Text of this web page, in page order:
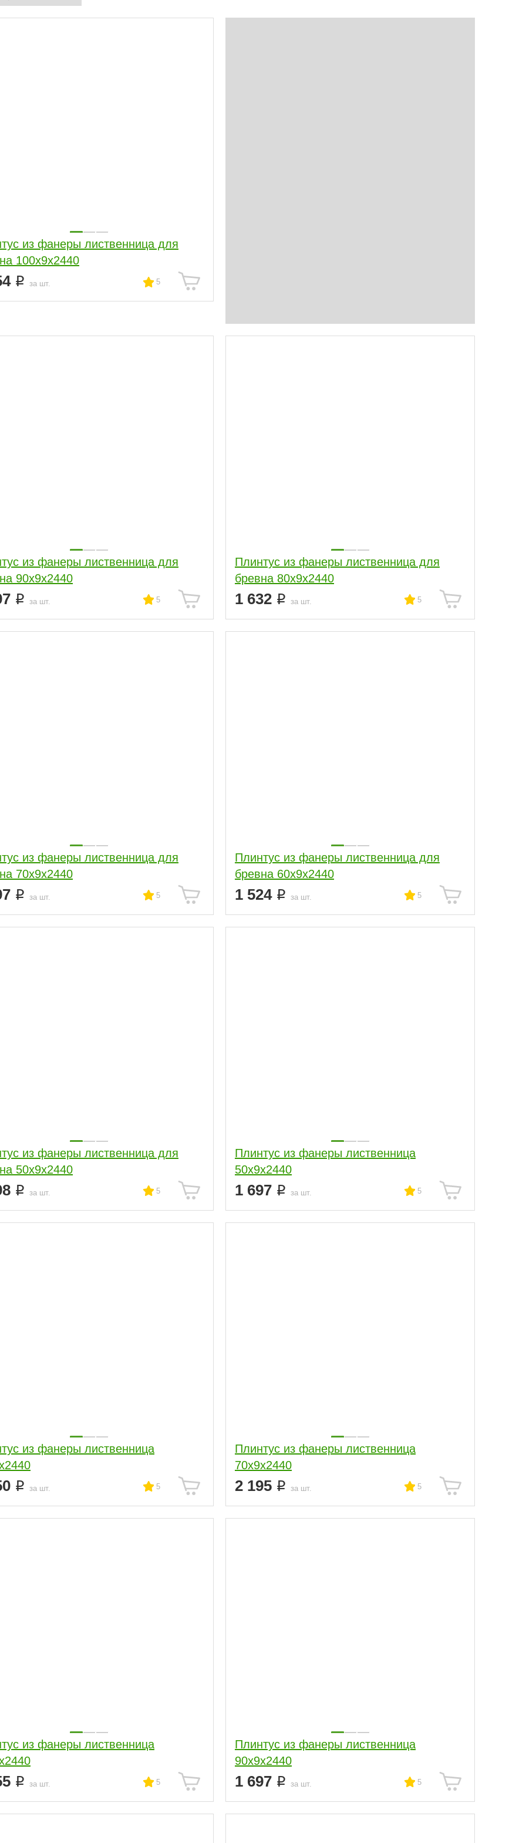
из фанеры лиственница для
бревна 100х9х2440
за шт. 5
из фанеры лиственница для
бревна 90х9х2440
за шт. 5
Плинтус из фанеры лиственница для
бревна 80х9х2440
1 632 за шт. 5
из фанеры лиственница для
бревна 70х9х2440
за шт. 5
Плинтус из фанеры лиственница для
бревна 60х9х2440
1 524 за шт. 5
из фанеры лиственница для
бревна 50х9х2440
за шт. 5
Плинтус из фанеры лиственница
50х9х2440
1 697 за шт. 5
из фанеры лиственница
за шт. 5
Плинтус из фанеры лиственница
70х9х2440
2 195 за шт. 5
из фанеры лиственница
за шт. 5
Плинтус из фанеры лиственница
90х9х2440
1 697 за шт. 5